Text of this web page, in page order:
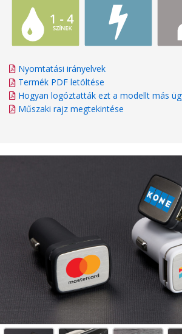
Nyomtatási irányelvek
Termék PDF letöltése
Hogyan logóztatták ezt a modellt más
Műszaki rajz megtekintése